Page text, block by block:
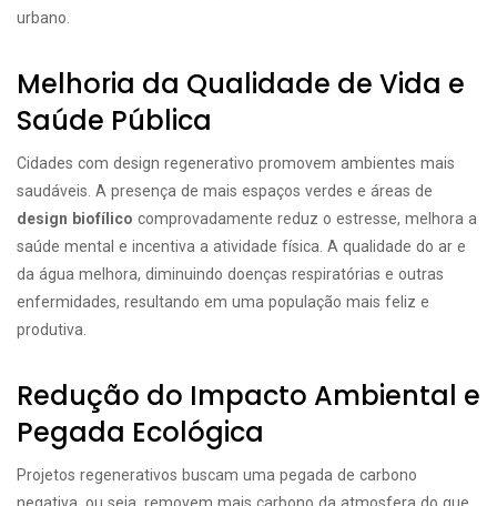
urbano.
Melhoria da Qualidade de Vida e
Saúde Pública
Cidades com design regenerativo promovem ambientes mais
saudáveis. A presença de mais espaços verdes e áreas de
design biofílico comprovadamente reduz o estresse, melhora a
saúde mental e incentiva a atividade física. A qualidade do ar e
da água melhora, diminuindo doenças respiratórias e outras
enfermidades, resultando em uma população mais feliz e
produtiva.
Redução do Impacto Ambiental e
Pegada Ecológica
Projetos regenerativos buscam uma pegada de carbono